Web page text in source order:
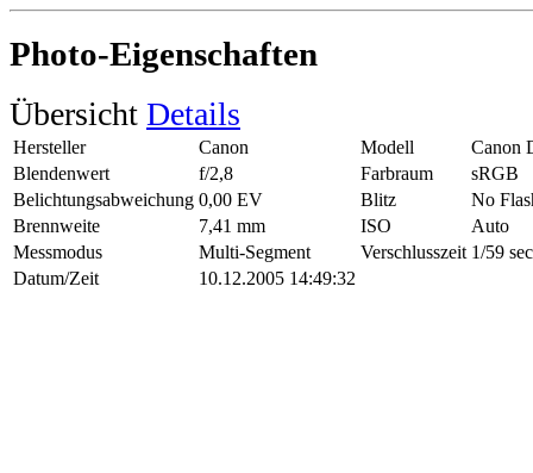
Photo-Eigenschaften
Übersicht Details
Hersteller Canon Modell
Canon
Blendenwert
f/2,8 Farbraum
sRGB
Belichtungsabweichung 0,00 EV Blitz
No
Brennweite
7,41 mm ISO
Auto
Messmodus
Multi-Segment Verschlusszeit 1/59 sec
Datum/Zeit
10.12.2005 14:49:32